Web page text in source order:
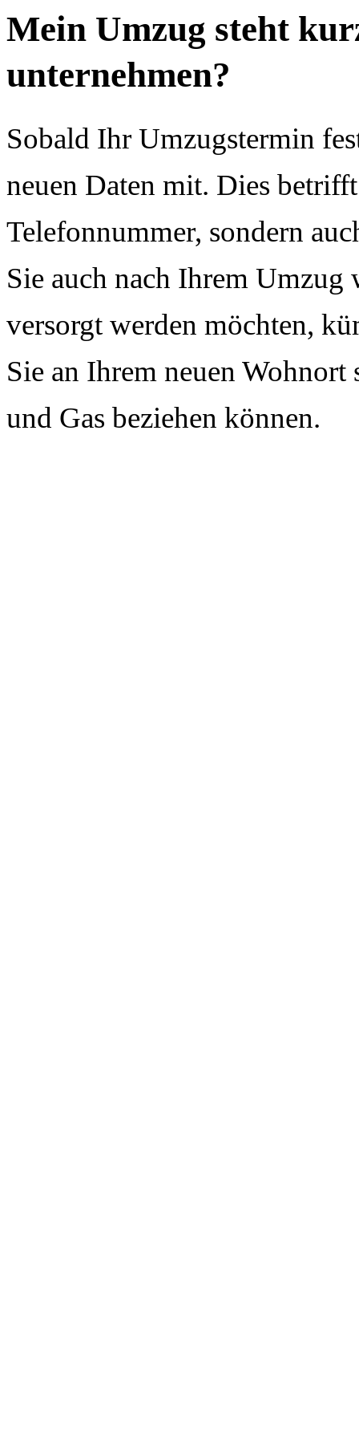
Mein Umzug steht
unternehmen?
Sobald Ihr Umzugstermin
neuen Daten mit. Dies
Telefonnummer, sondern
Sie auch nach Ihrem
versorgt werden möchten,
Sie an Ihrem neuen
und Gas beziehen können.